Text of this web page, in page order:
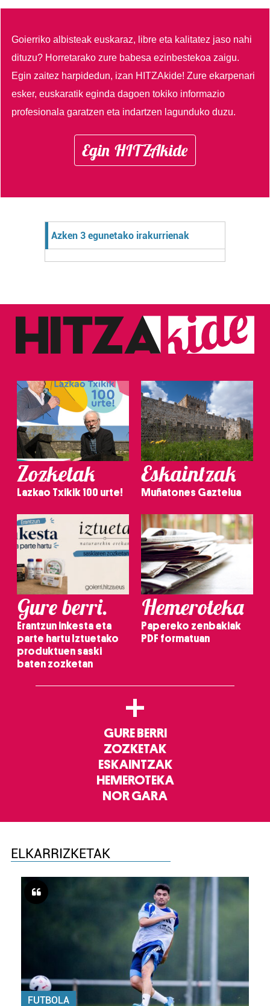
Goierriko albisteak euskaraz, libre eta kalitatez jaso nahi
dituzu? Horretarako zure babesa ezinbestekoa zaigu.
Egin zaitez harpidedun, izan HITZAkide!Zure ekarpenari
esker, euskaratik eginda dagoen tokiko informazio
profesionala garatzen eta indartzen lagunduko duzu.
Egin HITZAkide
Azken 3 egunetako irakurrienak
Zozketak
Lazkao Txikik 100 urte!
Eskaintzak
Muñatones Gaztelua
Gure berri.
Erantzun inkesta eta
parte hartu Iztuetako
produktuen saski
baten zozketan
Hemeroteka
Papereko zenbakiak
PDF formatuan
+
GURE BERRI
ZOZKETAK
ESKAINTZAK
HEMEROTEKA
NOR GARA
ELKARRIZKETAK
FUTBOLA